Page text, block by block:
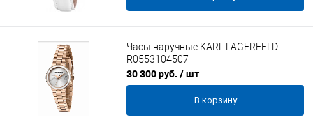
Часы наручные KARL LAGERFELD
R0553104507
30 300 руб. / шт
В корзину